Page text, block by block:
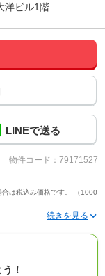
洋ビル1階
LINEで送る
物件コード：79171527
は税込み価格です。 （1000
る家具や車などは、特にコ
です。
なることがあります。
合、今回販売の物件と異な
！